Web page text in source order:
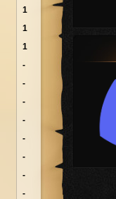
1
1
1
-
-
-
-
-
-
-
-